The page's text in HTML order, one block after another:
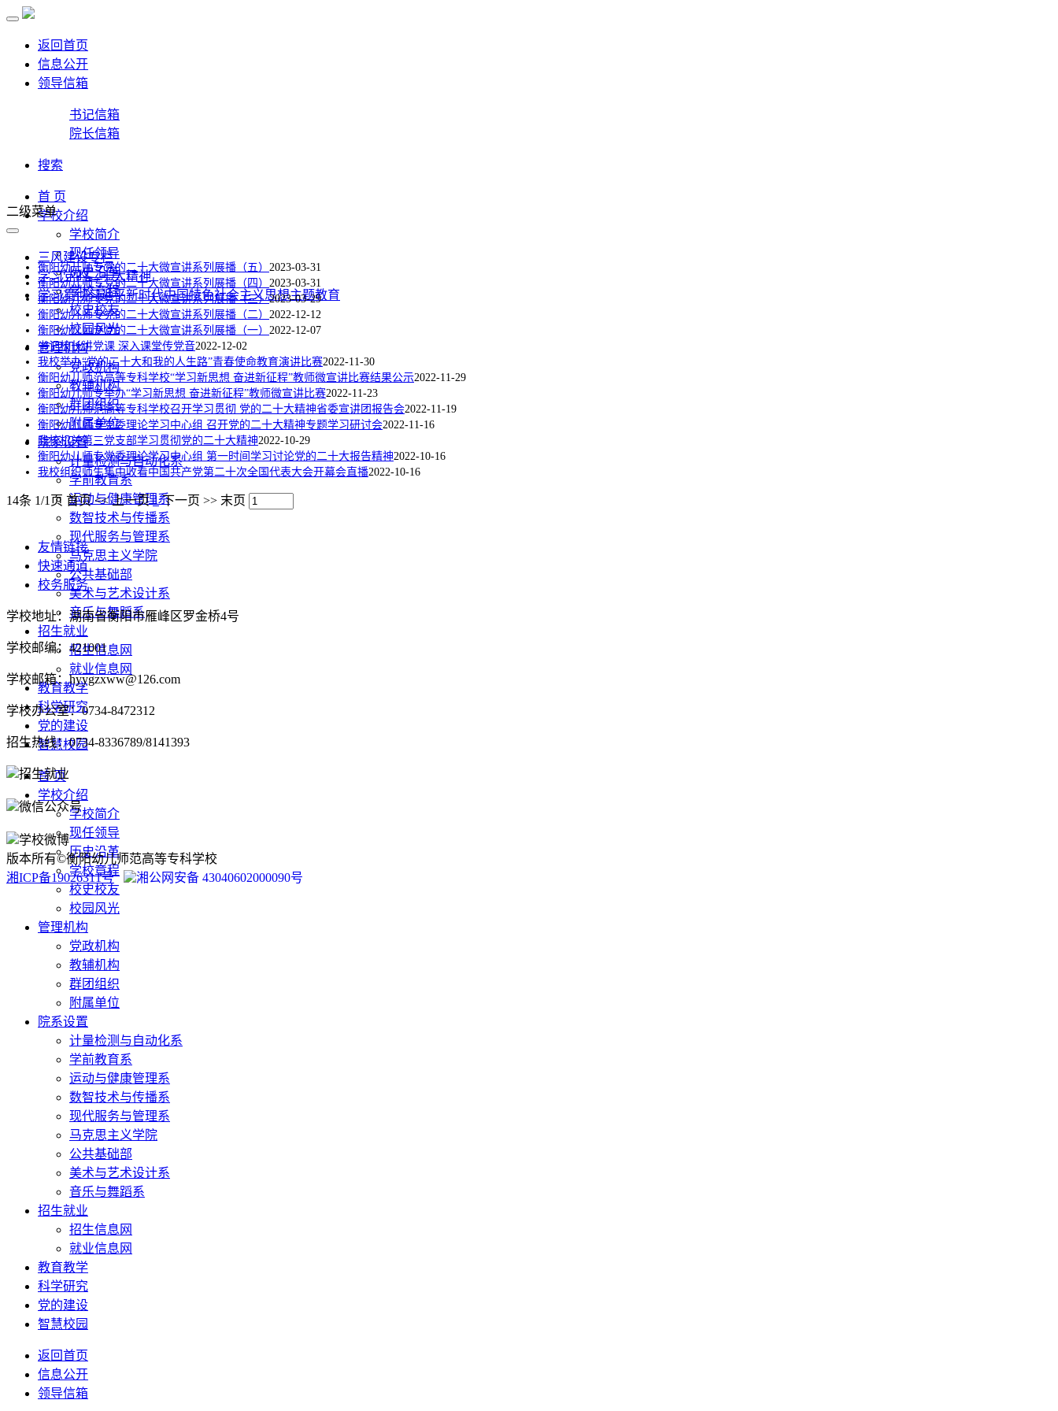
返回首页
信息公开
领导信箱
书记信箱
院长信箱
搜索
首 页
学校介绍
学校简介
现任领导
历史沿革
学校章程
校史校友
校园风光
管理机构
党政机构
教辅机构
群团组织
附属单位
院系设置
计量检测与自动化系
学前教育系
运动与健康管理系
数智技术与传播系
现代服务与管理系
马克思主义学院
公共基础部
美术与艺术设计系
音乐与舞蹈系
招生就业
招生信息网
就业信息网
教育教学
科学研究
党的建设
智慧校园
首 页
学校介绍
学校简介
现任领导
历史沿革
学校章程
校史校友
校园风光
管理机构
党政机构
教辅机构
群团组织
附属单位
院系设置
计量检测与自动化系
学前教育系
运动与健康管理系
数智技术与传播系
现代服务与管理系
马克思主义学院
公共基础部
美术与艺术设计系
音乐与舞蹈系
招生就业
招生信息网
就业信息网
教育教学
科学研究
党的建设
智慧校园
返回首页
信息公开
领导信箱
二级菜单
三风建设专栏
学习党的二十大精神
学习贯彻习近平新时代中国特色社会主义思想主题教育
衡阳幼儿师专党的二十大微宣讲系列展播（五） 2023-03-31
衡阳幼儿师专党的二十大微宣讲系列展播（四） 2023-03-31
衡阳幼儿师专党的二十大微宣讲系列展播（三）2023-03-29
衡阳幼儿师专党的二十大微宣讲系列展播（二） 2022-12-12
衡阳幼儿师专党的二十大微宣讲系列展播（一） 2022-12-07
书记校长讲党课 深入课堂传党音2022-12-02
我校举办“党的二十大和我的人生路”青春使命教育演讲比赛2022-11-30
衡阳幼儿师范高等专科学校“学习新思想 奋进新征程”教师微宣讲比赛结果公示2022-11-29
衡阳幼儿师专举办“学习新思想 奋进新征程”教师微宣讲比赛2022-11-23
衡阳幼儿师范高等专科学校召开学习贯彻 党的二十大精神省委宣讲团报告会2022-11-19
衡阳幼儿师专党委理论学习中心组 召开党的二十大精神专题学习研讨会2022-11-16
我校机关第三党支部学习贯彻党的二十大精神2022-10-29
衡阳幼儿师专党委理论学习中心组 第一时间学习讨论党的二十大报告精神2022-10-16
我校组织师生集中收看中国共产党第二十次全国代表大会开幕会直播2022-10-16
14条 1/1页 首页 << 上一页 1 下一页 >> 末页
友情链接
快速通道
校务服务
学校地址：湖南省衡阳市雁峰区罗金桥4号
学校邮编：421001
学校邮箱：hyygzxww@126.com
学校办公室：0734-8472312
招生热线：0734-8336789/8141393
招生就业
微信公众号
学校微博
版本所有©衡阳幼儿师范高等专科学校
湘ICP备19026311号
湘公网安备 43040602000090号